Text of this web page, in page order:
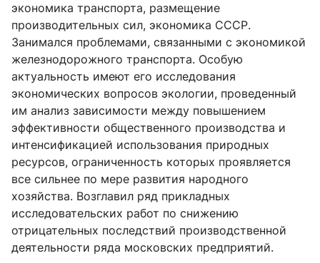
экономика транспорта, размещение
производительных сил, экономика СССР.
Занимался проблемами, связанными с экономикой
железнодорожного транспорта. Особую
актуальность имеют его исследования
экономических вопросов экологии, проведенный
им анализ зависимости между повышением
эффективности общественного производства и
интенсификацией использования природных
ресурсов, ограниченность которых проявляется
все сильнее по мере развития народного
хозяйства. Возглавил ряд прикладных
исследовательских работ по снижению
отрицательных последствий производственной
деятельности ряда московских предприятий.